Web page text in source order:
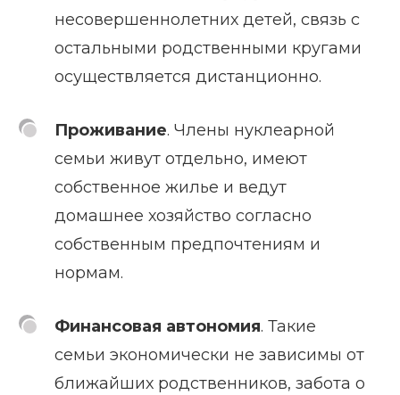
несовершеннолетних детей, связь с
остальными родственными кругами
осуществляется дистанционно.
Проживание. Члены нуклеарной
семьи живут отдельно, имеют
собственное жилье и ведут
домашнее хозяйство согласно
собственным предпочтениям и
нормам.
Финансовая автономия. Такие
семьи экономически не зависимы от
ближайших родственников, забота о